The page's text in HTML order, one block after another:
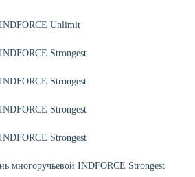
Unlimit
Strongest
Strongest
Strongest
Strongest
многоручьевой INDFORCE Strongest